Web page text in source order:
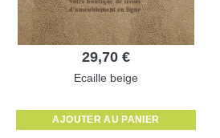
29,70 €
Ecaille beige
AJOUTER AU PANIER